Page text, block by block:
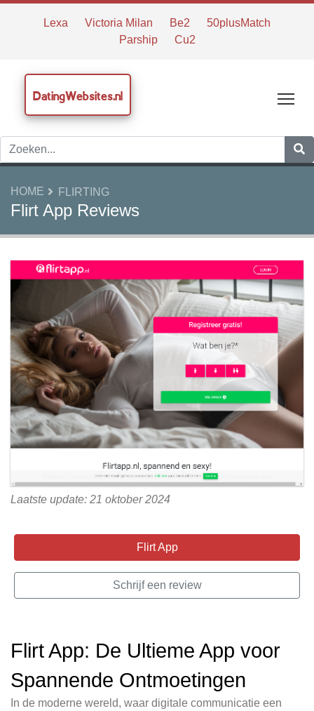
Lexa Victoria Milan Be2
50plusMatch
Parship
Cu2
DatingWebsites.nl
HOME FLIRTING
Flirt App Reviews
Laatste update: 21 oktober 2024
Flirt App
Schrijf een review
Flirt App: De Ultieme App voor
Spannende Ontmoetingen
In de moderne wereld, waar digitale communicatie een